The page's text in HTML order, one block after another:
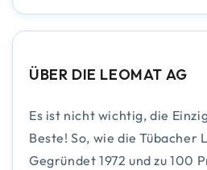
ÜBER DIE LEOMAT AG
Es ist nicht wichtig, die
Beste! So, wie die Tübacher
Gegründet 1972 und zu 100